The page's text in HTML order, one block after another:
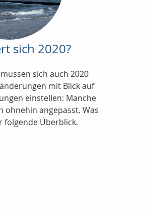
sich 2020?
sich auch 2020
mit Blick auf
einstellen: Manche
ohnehin angepasst. Was
folgende Überblick.